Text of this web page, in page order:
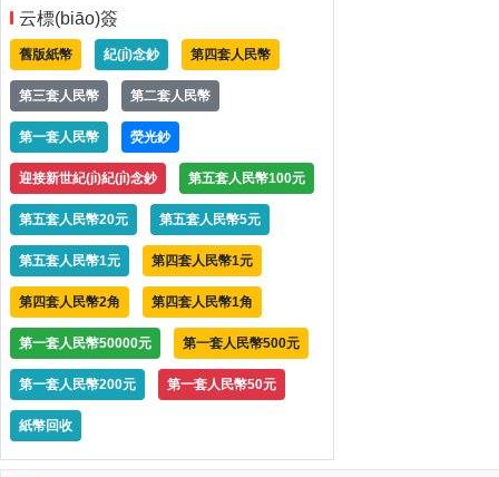
云標(biāo)簽
舊版紙幣 紀(jì)念鈔 第四套人民幣
第三套人民幣 第二套人民幣
第一套人民幣 熒光鈔
迎接新世紀(jì)紀(jì)念鈔 第五套人民幣100元
第五套人民幣20元 第五套人民幣5元
第五套人民幣1元 第四套人民幣1元
第四套人民幣2角 第四套人民幣1角
第一套人民幣50000元 第一套人民幣500元
第一套人民幣200元 第一套人民幣50元
紙幣回收